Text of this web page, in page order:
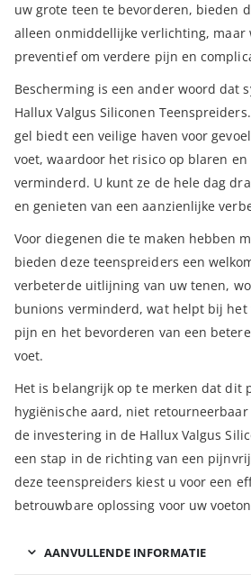
uw grote teen te bevorderen, bieden
alleen onmiddellijke verlichting, maar
preventief om verdere pijn en
Bescherming is een ander woord dat
Hallux Valgus Siliconen
gel biedt een veilige haven voor
voet, waardoor het risico op blaren
verminderd. U kunt ze de hele dag
en genieten van een aanzienlijke
Voor diegenen die te maken hebben
bieden deze teenspreiders een
verbeterde uitlijning van uw tenen,
bunions verminderd, wat helpt bij
pijn en het bevorderen van een
voet.
Het is belangrijk op te merken dat dit
hygiënische aard, niet
de investering in de Hallux Valgus
een stap in de richting van een
deze teenspreiders kiest u voor een
betrouwbare oplossing voor uw
AANVULLENDE INFORMATIE